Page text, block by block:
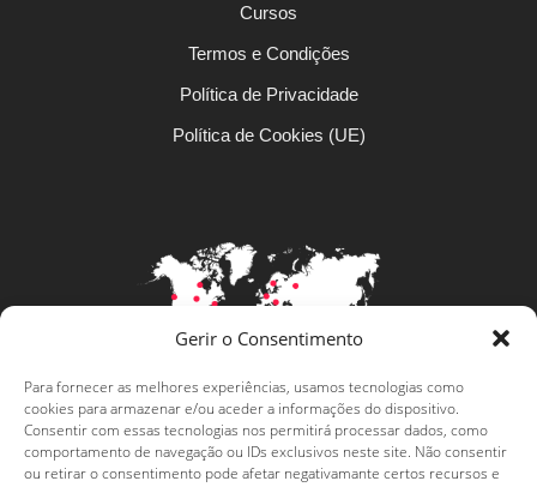
Gerir o Consentimento
Para fornecer as melhores experiências, usamos tecnologias como
cookies para armazenar e/ou aceder a informações do dispositivo.
Consentir com essas tecnologias nos permitirá processar dados, como
comportamento de navegação ou IDs exclusivos neste site. Não consentir
ou retirar o consentimento pode afetar negativamante certos recursos e
Cursos
Termos e Condições
Política de Privacidade
Política de Cookies (UE)
Levar a língua portuguesa mais
longe